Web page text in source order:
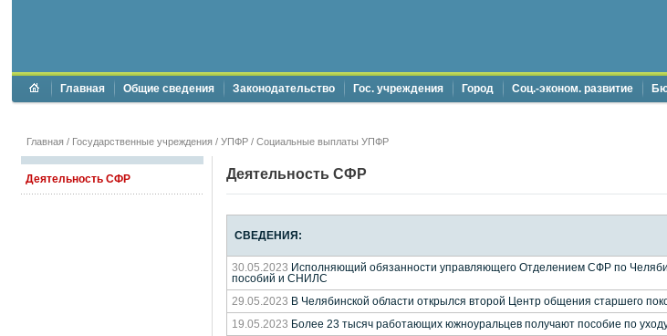
Главная Общие сведения Законодательство Гос. учреждения Город Соц.-эконом. развитие
Главная / Государственные учреждения / УПФР / Социальные выплаты УПФР
Деятельность СФР Деятельность СФР
СВЕДЕНИЯ:
30.05.2023 Исполняющий обязанности управляющего Отделением СФР по
пособий и СНИЛС
29.05.2023 В Челябинской области открылся второй Центр общения старшего
19.05.2023 Более 23 тысяч работающих южноуральцев получают пособие по